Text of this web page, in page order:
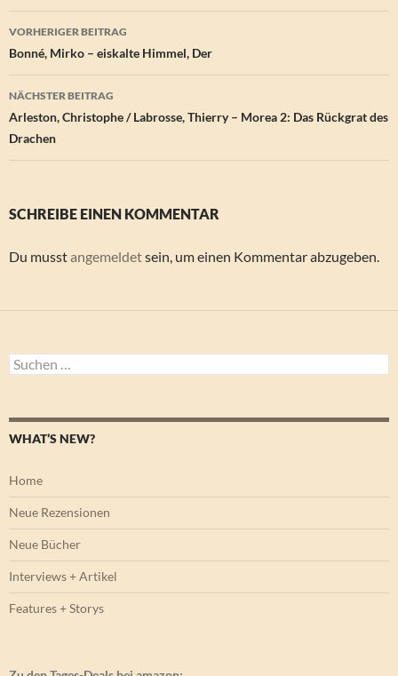
Beitragsnavigation
VORHERIGER BEITRAG
Bonné, Mirko – eiskalte Himmel, Der
NÄCHSTER BEITRAG
Arleston, Christophe / Labrosse, Thierry – Morea 2: Das Rückgrat des
Drachen
SCHREIBE EINEN KOMMENTAR
Du musstangemeldetsein, um einen Kommentar abzugeben.
Suchen
nach:
WHAT’S NEW?
Home
Neue Rezensionen
Neue Bücher
Interviews + Artikel
Features + Storys